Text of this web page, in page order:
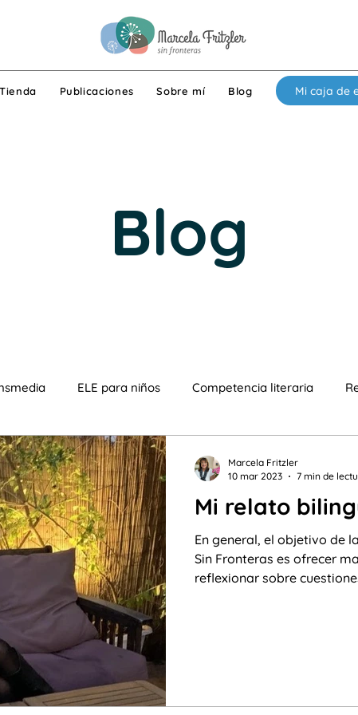
Tienda Publicaciones Sobre mí Blog Mi caja de
Blog
ELE para niños Competencia literaria
Tecnología ELE para adolescentes
Enfoque educativo Componente lúdico
aprendizaje lúdico Competencia crítica Clases en
Bilingüismo Migración
transmedia Yosoy Sumar palabras Punto
Mi relato
En general, el objetivo de
Sin Fronteras es ofrecer
reflexionar sobre
Marcela Fritzler
10 mar 2023
7 min de